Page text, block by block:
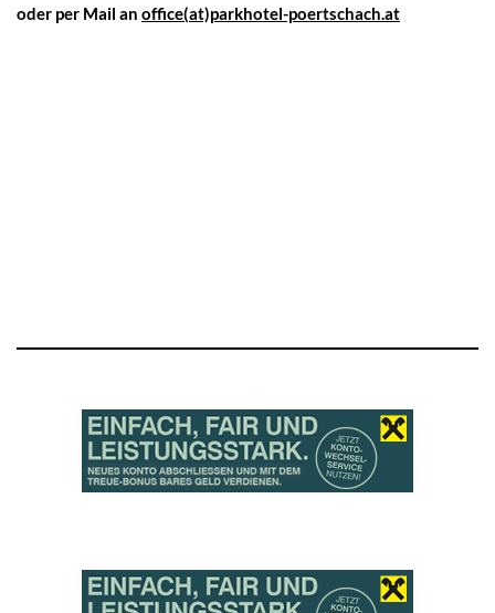
oder per Mail an office(at)parkhotel-poertschach.at